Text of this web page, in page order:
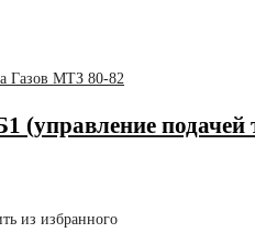
Газов МТЗ 80-82
(управление подачей
из избранного